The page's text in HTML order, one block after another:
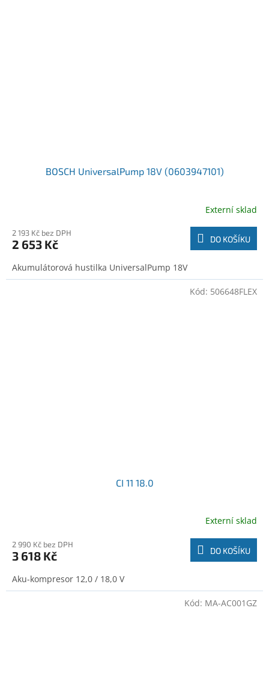
BOSCH UniversalPump 18V (0603947101)
Externí sklad
2 193 Kč bez DPH
2 653 Kč DO KOŠÍKU
Akumulátorová hustilka UniversalPump 18V
CI 11 18.0
Externí sklad
2 990 Kč bez DPH
3 618 Kč DO KOŠÍKU
Aku-kompresor 12,0 / 18,0 V
Kód: 506648FLEX
Kód: MA-AC001GZ